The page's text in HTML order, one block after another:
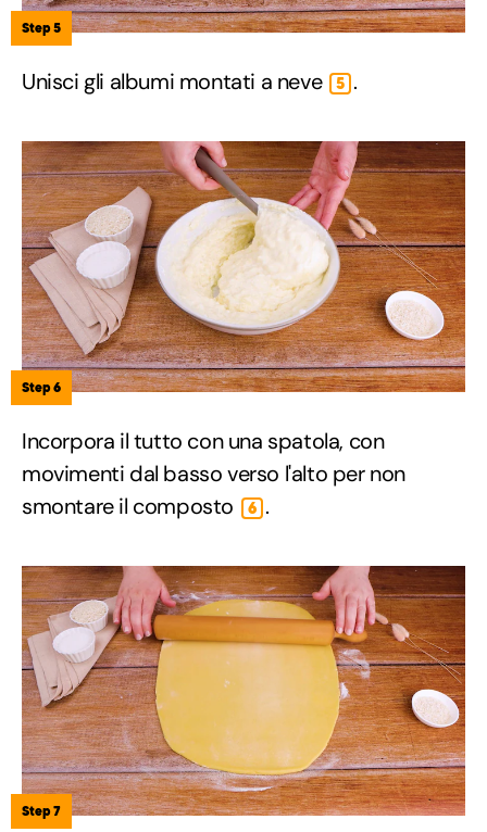
Step 5
Unisci gli albumi montati a neve 5 .
Step 6
Incorpora il tutto con una spatola, con
movimenti dal basso verso l'alto per non
smontare il composto
6 .
Step 7